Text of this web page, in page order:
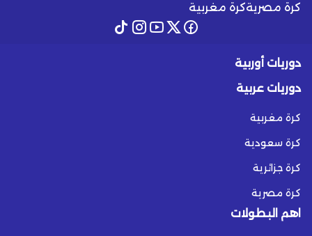
كرة مصريةكرة مغربية
دوريات أوربية
دوريات عربية
كرة مغربية
كرة سعودية
كرة جزائرية
كرة مصرية
اهم البطولات